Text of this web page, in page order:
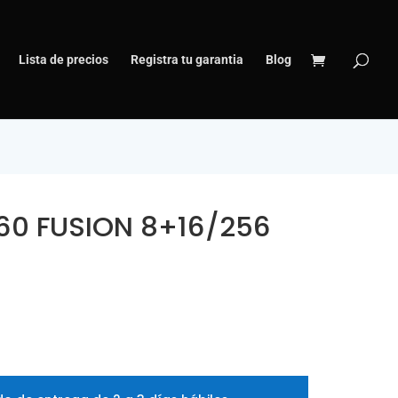
Lista de precios Registra tu garantia Blog
FUSION 8+16/256